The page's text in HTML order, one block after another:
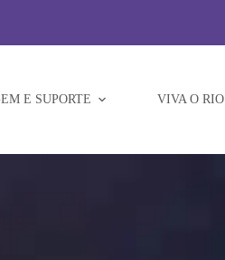
E SUPORTE VIVA O RIO